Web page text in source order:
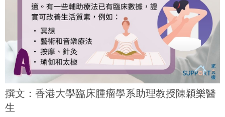
撰文：香港大學臨床腫瘤學系助理教授陳穎樂醫
生